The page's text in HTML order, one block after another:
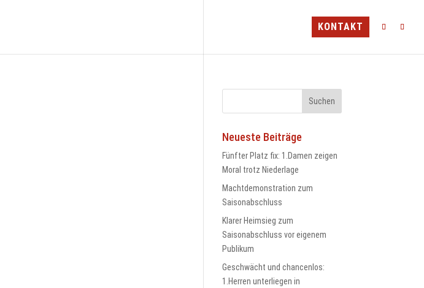
KONTAKT
Neueste Beiträge
Fünfter Platz fix: 1.Damen zeigen
Moral trotz Niederlage
Machtdemonstration zum
Saisonabschluss
Klarer Heimsieg zum
Saisonabschluss vor eigenem
Publikum
Geschwächt und chancenlos:
1.Herren unterliegen in